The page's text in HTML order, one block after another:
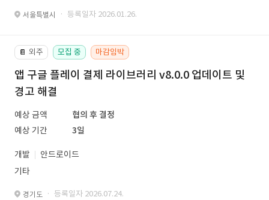
서울특별시 · 등록일자 2026.01.26.
📔 외주 모집 중 마감임박
앱 구글 플레이 결제 라이브러리 v8.0.0 업데이트 및
경고 해결
예상 금액
협의 후 결정
예상 기간
3일
개발
안드로이드
기타
경기도 · 등록일자 2026.07.24.